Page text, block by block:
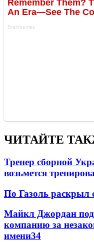
ЧИТАЙТЕ
Тренер сборной
возьмется
По Газоль раскрыл
Майкл Джордан
компанию за
имени34